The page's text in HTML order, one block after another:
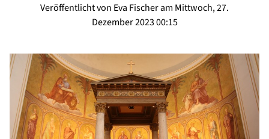
Veröffentlicht von Eva Fischer am Mittwoch, 27.
Dezember 2023 00:15